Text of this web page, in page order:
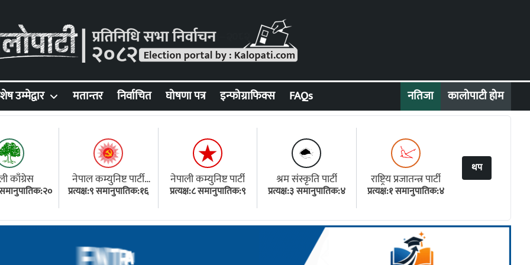
नतिजा कालोपाटी होम
उम्मेद्वार मतान्तर निर्वाचित घोषणा पत्र इन्फोग्राफिक्स FAQs
काँग्रेस
समानुपातिक:२०
नेपाल कम्युनिष्ट पार्टी
(एमाले)
प्रत्यक्ष:९ समानुपातिक:१६
नेपाली कम्युनिष्ट पार्टी
प्रत्यक्ष:८ समानुपातिक:९
श्रम संस्कृति पार्टी
प्रत्यक्ष:३ समानुपातिक:४
राष्ट्रिय प्रजातन्त्र पार्टी
प्रत्यक्ष:१ समानुपातिक:४
थप